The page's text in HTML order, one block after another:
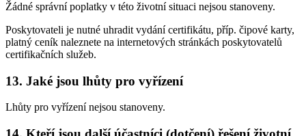
Žádné správní poplatky v této životní situaci nejsou stanoveny.
Poskytovateli je nutné uhradit vydání certifikátu, příp. čipové karty,
platný ceník naleznete na internetových stránkách poskytovatelů
certifikačních služeb.
13. Jaké jsou lhůty pro vyřízení
Lhůty pro vyřízení nejsou stanoveny.